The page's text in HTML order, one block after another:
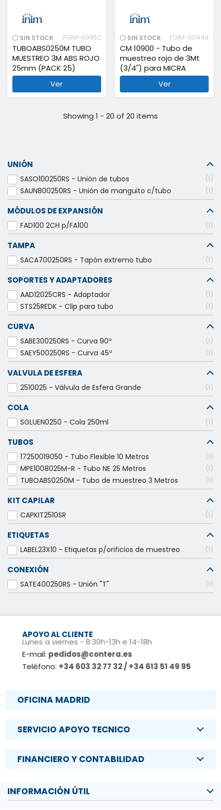
SIN STOCK FGIM-00952
TUBOABS0250M TUBO
MUESTREO 3M ABS ROJO
25mm (PACK 25)
Ver
SIN STOCK FGIM-00449
CM 10900 - Tubo de
muestreo rojo de 3Mt
(3/4") para MICRA
Ver
Showing 1 - 20 of 20 items
UNIÓN
SASO100250RS - Unión de tubos 1
SAUN800250RS - Unión de manguito c/tubo 1
MÓDULOS DE EXPANSIÓN
FAD100 2CH p/FA100 1
TAMPA
SACA700250RS - Tapón extremo tubo 1
SOPORTES Y ADAPTADORES
AAD12025CRS - Adaptador 1
STS25REDK - Clip para tubo 1
CURVA
SABE300250RS - Curva 90º 1
SAEY500250RS - Curva 45º 1
VALVULA DE ESFERA
2510025 - Válvula de Esfera Grande 1
COLA
SGLUEN0250 - Cola 250ml 1
TUBOS
17250019050 - Tubo Flexible 10 Metros 1
MPE1008025M-R - Tubo NE 25 Metros 1
TUBOABS0250M - Tubo de muestreo 3 Metros 1
KIT CAPILAR
CAPKIT2510SR 1
ETIQUETAS
LABEL23X10 - Etiquetas p/orificios de muestreo 1
CONEXIÓN
SATE400250RS - Unión "T" 1
APOYO AL CLIENTE
Lunes a viernes - 8:30h-13h e 14-18h
E-mail: pedidos@contera.es
Teléfono: +34 603 32 77 32 / +34 613 51 49 95
OFICINA MADRID
SERVICIO APOYO TECNICO
FINANCIERO Y CONTABILIDAD
INFORMACIÓN ÚTIL